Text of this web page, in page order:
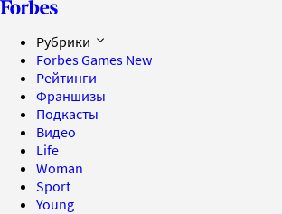
Рубрики
Forbes Games New
Рейтинги
Франшизы
Подкасты
Видео
Life
Woman
Sport
Young